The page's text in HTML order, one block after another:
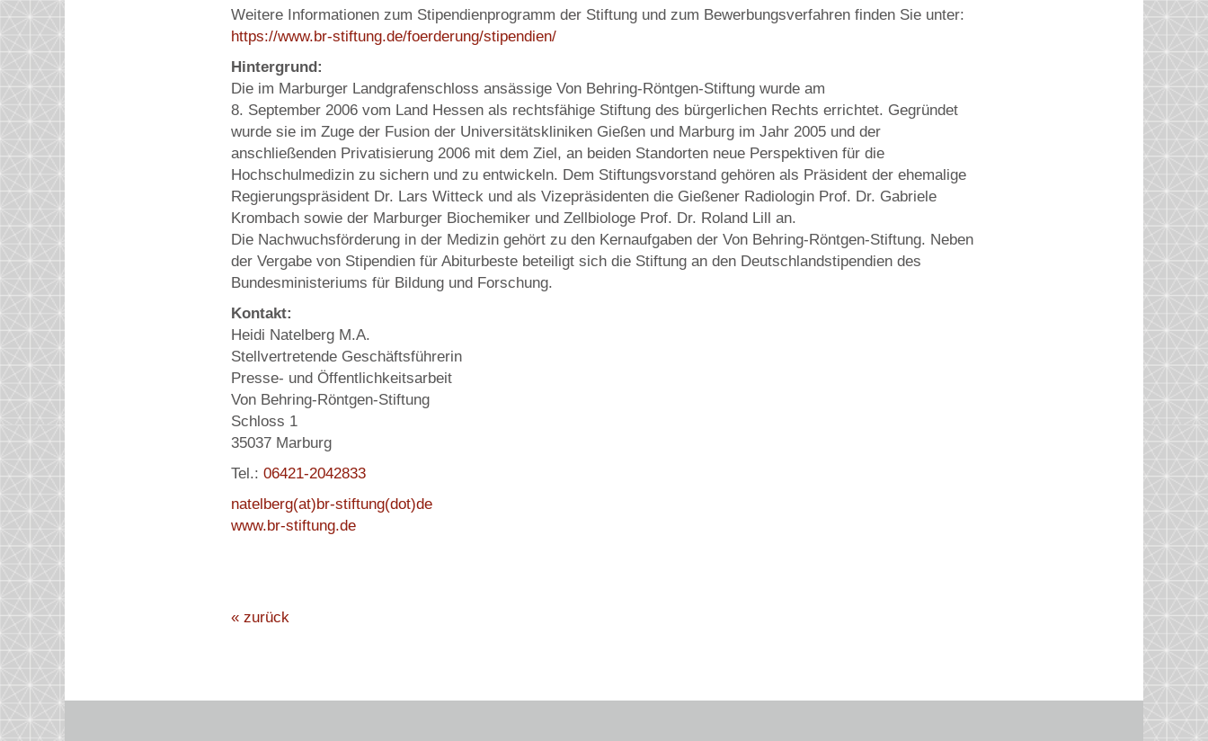
Weitere Informationen zum Stipendienprogramm der Stiftung und zum Bewerbungsverfahren finden Sie unter:
https://www.br-stiftung.de/foerderung/stipendien/
Hintergrund:
Die im Marburger Landgrafenschloss ansässige Von Behring-Röntgen-Stiftung wurde am
8. September 2006 vom Land Hessen als rechtsfähige Stiftung des bürgerlichen Rechts errichtet. Gegründet
wurde sie im Zuge der Fusion der Universitätskliniken Gießen und Marburg im Jahr 2005 und der
anschließenden Privatisierung 2006 mit dem Ziel, an beiden Standorten neue Perspektiven für die
Hochschulmedizin zu sichern und zu entwickeln. Dem Stiftungsvorstand gehören als Präsident der ehemalige
Regierungspräsident Dr. Lars Witteck und als Vizepräsidenten die Gießener Radiologin Prof. Dr. Gabriele
Krombach sowie der Marburger Biochemiker und Zellbiologe Prof. Dr. Roland Lill an.
Die Nachwuchsförderung in der Medizin gehört zu den Kernaufgaben der Von Behring-Röntgen-Stiftung. Neben
der Vergabe von Stipendien für Abiturbeste beteiligt sich die Stiftung an den Deutschlandstipendien des
Bundesministeriums für Bildung und Forschung.
Kontakt:
Heidi Natelberg M.A.
Stellvertretende Geschäftsführerin
Presse- und Öffentlichkeitsarbeit
Von Behring-Röntgen-Stiftung
Schloss 1
35037 Marburg
Tel.: 06421-2042833
natelberg(at)br-stiftung(dot)de
www.br-stiftung.de
« zurück